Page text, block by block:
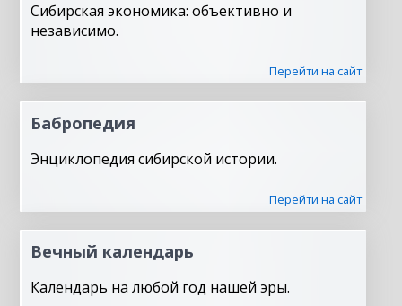
Сибирская экономика: объективно и
независимо.
Перейти на сайт
Бабропедия
Энциклопедия сибирской истории.
Перейти на сайт
Вечный календарь
Календарь на любой год нашей эры.